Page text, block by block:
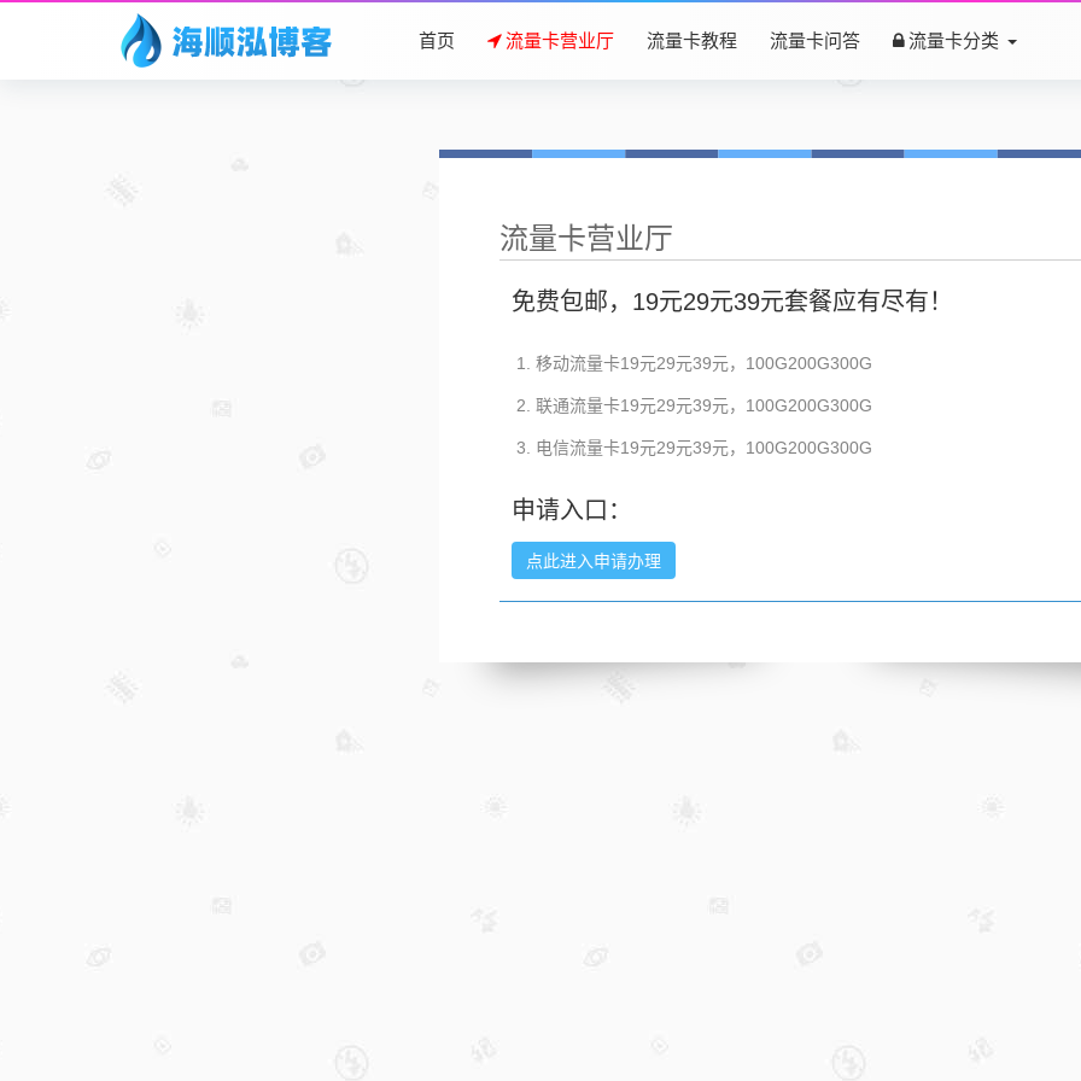
首页 流量卡营业厅 流量卡教程 流量卡问答 流量卡分类
流量卡营业厅
免费包邮，19元29元39元套餐应有尽有！
移动流量卡19元29元39元，100G200G300G
联通流量卡19元29元39元，100G200G300G
电信流量卡19元29元39元，100G200G300G
申请入口：
点此进入申请办理